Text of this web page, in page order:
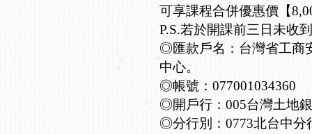
可享課程合併優惠價【
P.S.若於開課前三日未收
◎匯款戶名：台灣省工商
中心。
◎帳號：077001034360
◎開戶行：005台灣土地
◎分行別：0773北台中分